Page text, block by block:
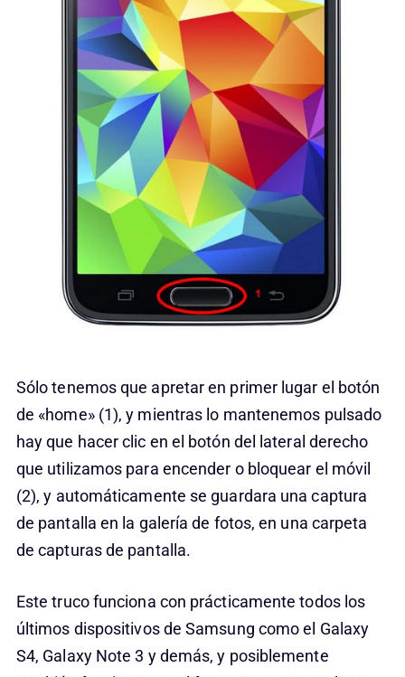
Sólo tenemos que apretar en primer lugar el botón
de «home» (1), y mientras lo mantenemos pulsado
hay que hacer clic en el botón del lateral derecho
que utilizamos para encender o bloquear el móvil
(2), y automáticamente se guardara una captura
de pantalla en la galería de fotos, en una carpeta
de capturas de pantalla.
Este truco funciona con prácticamente todos los
últimos dispositivos de Samsung como el Galaxy
S4, Galaxy Note 3 y demás, y posiblemente